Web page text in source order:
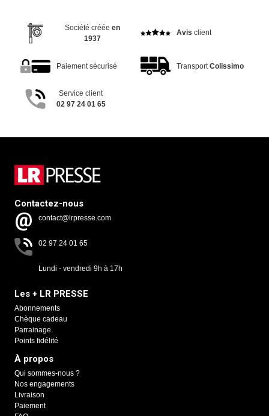
Société créée en
1937
Avis client
Paiement sécurisé Transport Colissimo
Service client
02 97 24 01 65
Contactez-nous
contact@lrpresse.com
02 97 24 01 65
Lundi - vendredi 9h à 17h
Les + LR PRESSE
Abonnements
Chèque cadeau
Parrainage
Points fidélité
À propos
Qui sommes-nous ?
Nos engagements
Livraison
Paiement